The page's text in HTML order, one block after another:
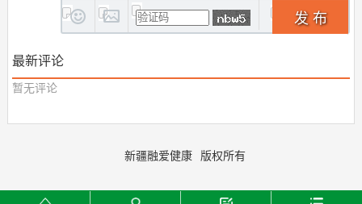
发 布
最新评论
暂无评论
新疆融爱健康 版权所有